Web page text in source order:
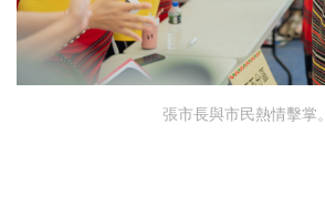
張市長與市民熱情擊掌。